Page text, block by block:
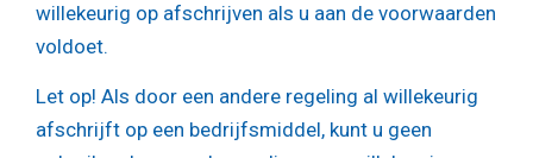
willekeurig op afschrijven als u aan de voorwaarden
voldoet.
Let op! Als door een andere regeling al willekeurig
afschrijft op een bedrijfsmiddel, kunt u geen